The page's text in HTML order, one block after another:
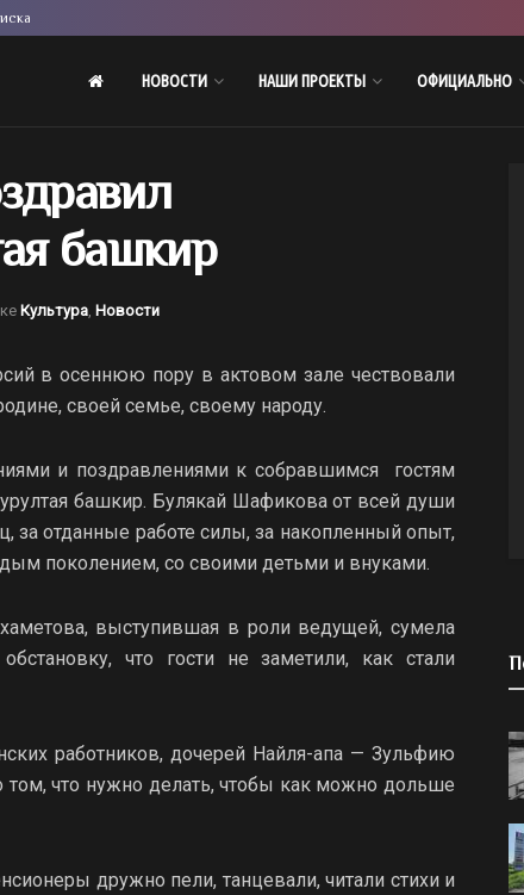
НОВОСТИ НАШИ ПРОЕКТЫ ОФИЦИАЛЬНО
башкир
Культура Новости
в осеннюю пору в актовом зале чествовали
своей семье, своему народу.
и поздравлениями к собравшимся гостям
башкир. Булякай Шафикова от всей души
за отданные работе силы, за накопленный опыт,
поколением, со своими детьми и внуками.
выступившая в роли ведущей, сумела
что гости не заметили, как стали
работников, дочерей Найля-апа — Зульфию
что нужно делать, чтобы как можно дольше
дружно пели, танцевали, читали стихи и